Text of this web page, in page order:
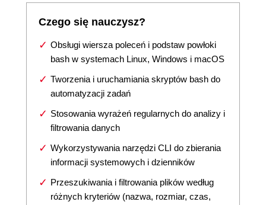
Czego się nauczysz?
Obsługi wiersza poleceń i podstaw powłoki
bash w systemach Linux, Windows i macOS
Tworzenia i uruchamiania skryptów bash do
automatyzacji zadań
Stosowania wyrażeń regularnych do analizy i
filtrowania danych
Wykorzystywania narzędzi CLI do zbierania
informacji systemowych i dzienników
Przeszukiwania i filtrowania plików według
różnych kryteriów (nazwa, rozmiar, czas,